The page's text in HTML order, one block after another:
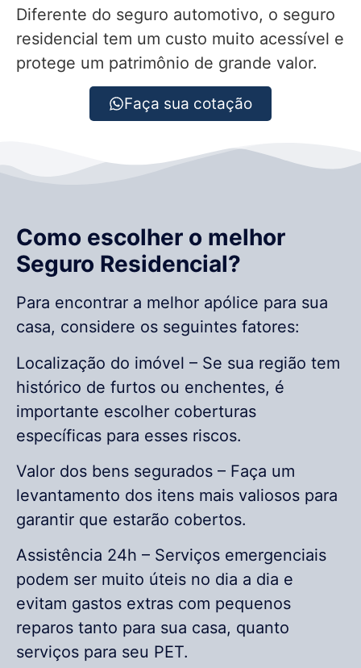
Diferente do seguro automotivo, o seguro
residencial tem um custo muito acessível e
protege um patrimônio de grande valor.
Faça sua cotação
Como escolher o melhor
Seguro Residencial?
Para encontrar a melhor apólice para sua
casa, considere os seguintes fatores:
Localização do imóvel – Se sua região tem
histórico de furtos ou enchentes, é
importante escolher coberturas
específicas para esses riscos.
Valor dos bens segurados – Faça um
levantamento dos itens mais valiosos para
garantir que estarão cobertos.
Assistência 24h – Serviços emergenciais
podem ser muito úteis no dia a dia e
evitam gastos extras com pequenos
reparos tanto para sua casa, quanto
serviços para seu PET.